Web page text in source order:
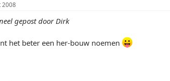
2008
gepost door Dirk
het beter een her-bouw noemen